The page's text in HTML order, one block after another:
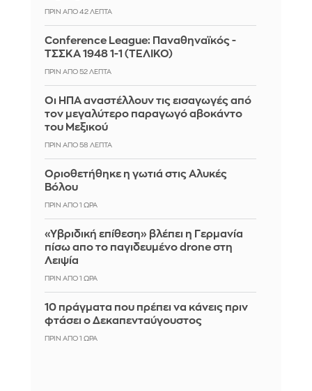
ΠΡΙΝ ΑΠΌ 42 ΛΕΠΤΆ
Conference League: Παναθηναϊκός -
ΤΣΣΚΑ 1948 1-1 (ΤΕΛΙΚΟ)
ΠΡΙΝ ΑΠΌ 52 ΛΕΠΤΆ
Οι ΗΠΑ αναστέλλουν τις εισαγωγές από
τον μεγαλύτερο παραγωγό αβοκάντο
του Μεξικού
ΠΡΙΝ ΑΠΌ 58 ΛΕΠΤΆ
Οριοθετήθηκε η γωτιά στις Αλυκές
Βόλου
ΠΡΙΝ ΑΠΌ 1 ΏΡΑ
«Υβριδική επίθεση» βλέπει η Γερμανία
πίσω απο το παγιδευμένο drone στη
Λειψία
ΠΡΙΝ ΑΠΌ 1 ΏΡΑ
10 πράγματα που πρέπει να κάνεις πριν
φτάσει ο Δεκαπενταύγουστος
ΠΡΙΝ ΑΠΌ 1 ΏΡΑ